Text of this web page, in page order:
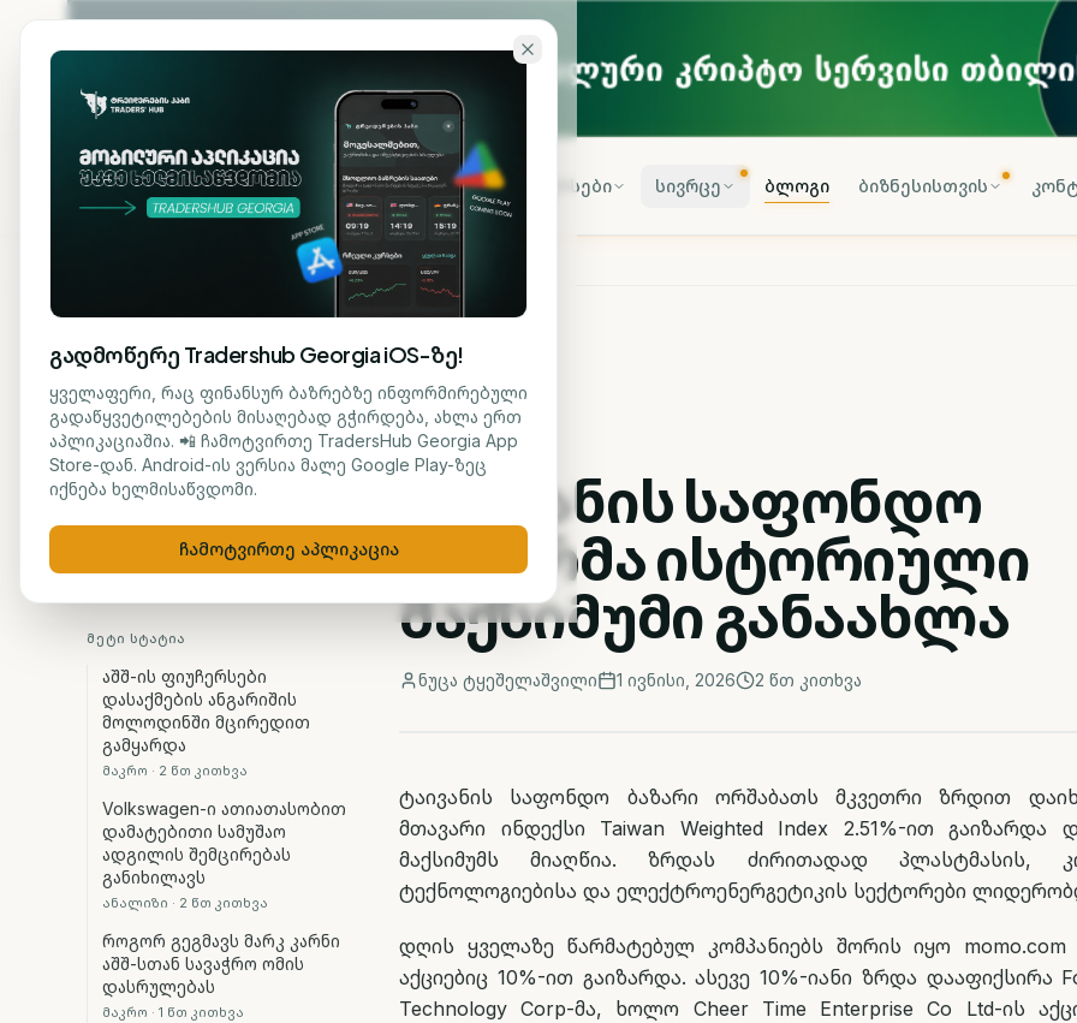
გადადი ძირითად შინაარსზე
მთავარი
ჩვენ
შესახებ
კურსები სივრცე ბლოგი ბიზნესისთვის
ბლოგზე დაბრუნება
ნუცა ტყეშელაშვილი
ᲟᲣᲠᲜᲐᲚᲘᲡᲢᲘ
ᲛᲔᲢᲘ ᲡᲢᲐᲢᲘᲐ
აშშ-ის ფიუჩერსები
დასაქმების ანგარიშის
მოლოდინში მცირედით
გამყარდა
მაკრო · 2 წთ კითხვა
Volkswagen-ი ათიათასობით
დამატებითი სამუშაო
ადგილის შემცირებას
განიხილავს
ანალიზი · 2 წთ კითხვა
როგორ გეგმავს მარკ კარნი
აშშ-სთან სავაჭრო ომის
დასრულებას
მაკრო · 1 წთ კითხვა
ᲡᲐᲤᲝᲜᲓᲝ
ტაივანის საფონდო
ბაზარმა ისტორიული
მაქსიმუმი განაახლა
ნუცა ტყეშელაშვილი 1 ივნისი, 2026 2 წთ კითხვა
ტაივანის საფონდო ბაზარი ორშაბათს მკვეთრი ზრდით
მთავარი ინდექსი Taiwan Weighted Index 2.51%-ით გაიზარდა
მაქსიმუმს მიაღწია. ზრდას ძირითადად პლასტმასის,
ტექნოლოგიებისა და ელექტროენერგეტიკის სექტორები
დღის ყველაზე წარმატებულ კომპანიებს შორის იყო
აქციებიც 10%-ით გაიზარდა. ასევე 10%-იანი ზრდა დააფიქსირა
Technology Corp-მა, ხოლო Cheer Time Enterprise Co Ltd-ის
გადმოწერე Tradershub Georgia iOS-ზე!
ყველაფერი, რაც ფინანსურ ბაზრებზე ინფორმირებული
გადაწყვეტილებების მისაღებად გჭირდება, ახლა ერთ
აპლიკაციაშია. 📲 ჩამოტვირთე TradersHub Georgia App
Store-დან. Android-ის ვერსია მალე Google Play-ზეც
იქნება ხელმისაწვდომი.
ჩამოტვირთე აპლიკაცია